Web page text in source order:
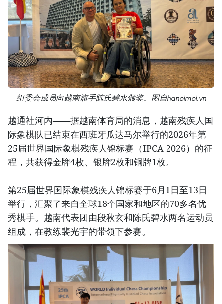
组委会成员向越南旗手陈氏碧水颁奖。图自hanoimoi.vn
越通社河内——据越南体育局的消息，越南残疾人国
际象棋队已结束在西班牙瓜达马尔举行的2026年第
25届世界国际象棋残疾人锦标赛（IPCA 2026）的征
程，共获得金牌4枚、银牌2枚和铜牌1枚。
第25届世界国际象棋残疾人锦标赛于6月1日至13日
举行，汇聚了来自全球18个国家和地区的70多名优
秀棋手。越南代表团由段秋玄和陈氏碧水两名运动员
组成，在教练裴光宇的带领下参赛。